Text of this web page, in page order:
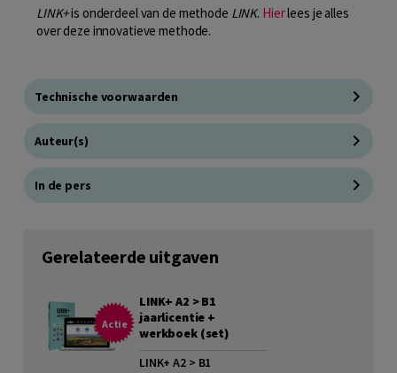
LINK+is onderdeel van de methode LINK. Hierlees je alles
over deze innovatieve methode.
Technische voorwaarden
Auteur(s)
In de pers
Gerelateerde uitgaven
Actie
LINK+ A2 > B1
jaarlicentie +
werkboek (set)
LINK+ A2 > B1